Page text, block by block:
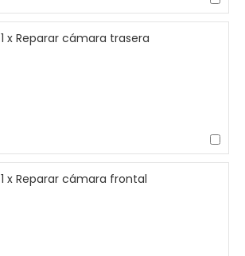
1 x Reparar cámara trasera
1 x Reparar cámara frontal